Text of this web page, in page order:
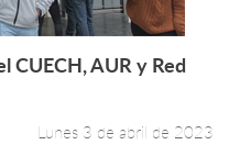
Leer más +
CUECH, AUR y Red
Lunes 3 de abril de 2023